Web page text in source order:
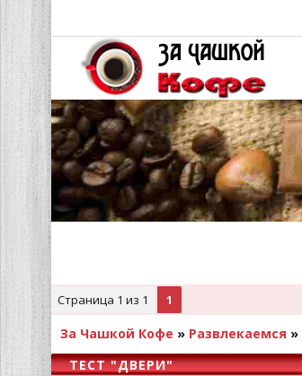
Страница 1 из 1 1
За Чашкой Кофе » Развлекаемся »
ТЕСТ "ДВЕРИ"